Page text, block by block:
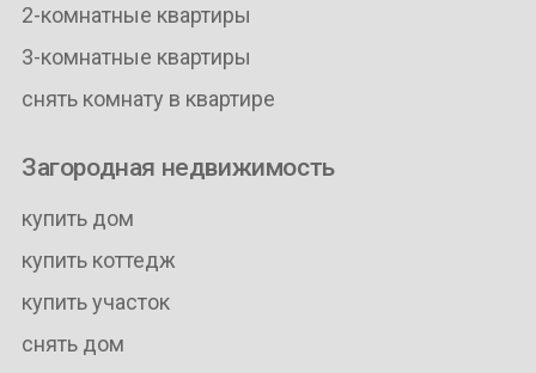
2-комнатные квартиры
3-комнатные квартиры
снять комнату в квартире
Загородная недвижимость
купить дом
купить коттедж
купить участок
снять дом